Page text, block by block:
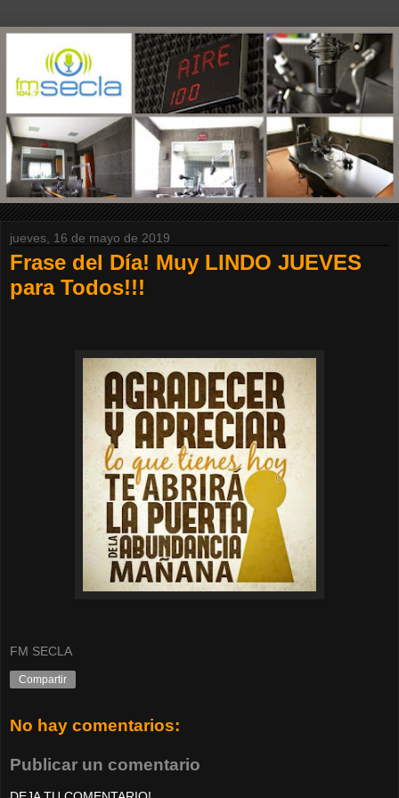
jueves, 16 de mayo de 2019
Frase del Día! Muy LINDO JUEVES
para Todos!!!
FM SECLA
Compartir
No hay comentarios:
Publicar un comentario